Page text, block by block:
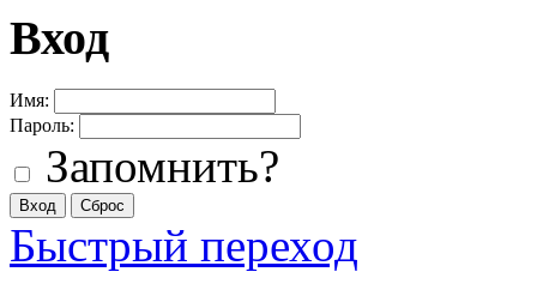
Вход
Имя:
Пароль:
Запомнить?
Быстрый переход